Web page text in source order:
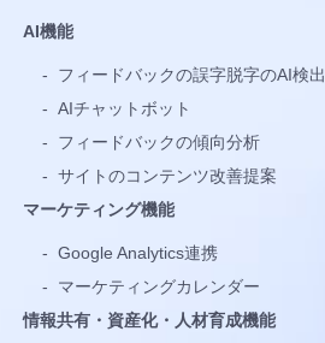
AI機能
-
フィードバックの誤字脱字のAI検出
- AIチャットボット
-
フィードバックの傾向分析
- サイトのコンテンツ改善提案
マーケティング機能
- Google Analytics連携
-
マーケティングカレンダー
情報共有・資産化・人材育成機能